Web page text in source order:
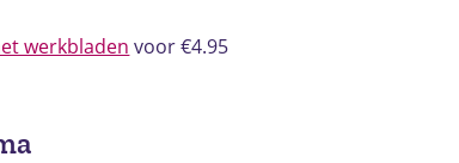
werkbladen voor €4.95